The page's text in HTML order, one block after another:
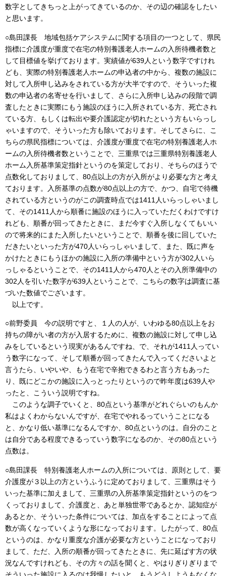
数字としてきちっと上がってきているのか、その辺の確認をしたい
と思います。
○島田課長 地域包括ケアシステムに関する項目の一つとして、県民
指標に介護度が重度で在宅の特別養護老人ホームの入所待機者数と
して目標値を挙げております。実績値が639人という数字ですけれ
ども、実際の特別養護老人ホームの申込者の中から、複数の施設に
対して入所申し込みをされている方が大半ですので、そういった複
数の申込者の名寄せを行いまして、さらに入所申し込みの段階で調
査したときに実際にもう施設のほうに入所されている方、死亡され
ている方、もしくは転出や要介護認定が切れたという方もいらっし
ゃいますので、そういった方も除いております。そしてさらに、こ
ちらの県民指標については、介護度が重度で在宅の特別養護老人ホ
ームの入所待機者数ということで、三重県では三重県特別養護老人
ホーム入所基準策定指針というのを策定しており、そちらのほうで
点数化しておりまして、80点以上の方が入所がより必要な方と考え
ております。入所基準の点数が80点以上の方で、かつ、自宅で待機
されている方というのがこの調査時点では1411人いらっしゃいまし
て、その1411人から順番に施設のほうに入っていただくわけですけ
れども、順番が回ってきたときに、まだ今すぐ入所しなくてもいい
ので将来的にまた入所したいということで、順番を後に回していた
だきたいといった方が470人いらっしゃいまして、また、既に声を
かけたときにもうほかの施設に入所の準備中という方が302人いら
っしゃるということで、その1411人から470人とその入所準備中の
302人を引いた数字が639人ということで、こちらの数字は調査に基
づいた数値でございます。
以上です。
○前野委員 今の説明ですと、１人の人が、いわゆる80点以上をお
持ちの障がい者の方が入居するために、複数の施設に対して申し込
みをしているという現実があるんですね、で、それが1411人ってい
う数字になって、そして順番が回ってきたんで入ってくださいよと
言うたら、いやいや、もう在宅で辛抱できるわと言う方もあった
り、既にどこかの施設に入っとったりというので昨年度は639人や
ったと、こういう説明ですね。
このような調子でいくと、80点という基準がどれぐらいのもんか
私はよくわからないんですが、在宅でやれるっていうことになる
と、かなり低い基準になるんですか、80点というのは。自分のこと
は自分である程度できるっていう数字になるのか、その80点という
点数は。
○島田課長 特別養護老人ホームの入所については、原則として、要
介護度が３以上の方というふうに定めておりまして、三重県はそう
いった基準に加えまして、三重県の入所基準策定指針というのをつ
くっておりまして、介護度と、あと単独世帯であるとか、認知症が
あるとか、そういった条件については、加点をすることによって点
数が高くなっていくような形になっております。したがって、80点
というのは、かなり重度な介護が必要な方ということになっており
まして、ただ、入所の順番が回ってきたときに、先に延ばす方の状
況なんですけれども、その方々の話を聞くと、やはりぎりぎりまで
そういった施設に入るのは我慢したいと、もうどうしようもなくな